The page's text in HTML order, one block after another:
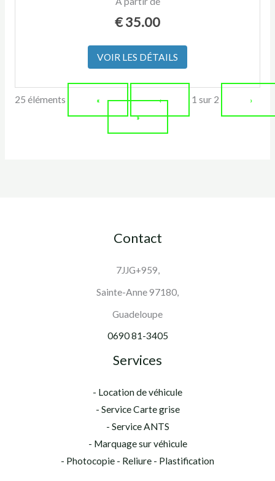
€35.00
VOIR LES DÉTAILS
25 éléments « ‹ 1 sur 2 ›
»
Contact
7JJG+959,
Sainte-Anne 97180,
Guadeloupe
0690 81-3405
Services
- Location de véhicule
- Service Carte grise
- Service ANTS
- Marquage sur véhicule
- Photocopie - Reliure - Plastification